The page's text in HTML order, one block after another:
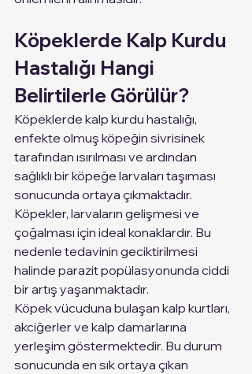
Köpeklerde Kalp Kurdu
Hastalığı Hangi
Belirtilerle Görülür?
Köpeklerde kalp kurdu hastalığı,
enfekte olmuş köpeğin sivrisinek
tarafından ısırılması ve ardından
sağlıklı bir köpeğe larvaları taşıması
sonucunda ortaya çıkmaktadır.
Köpekler, larvaların gelişmesi ve
çoğalması için ideal konaklardır. Bu
nedenle tedavinin geciktirilmesi
halinde parazit popülasyonunda ciddi
bir artış yaşanmaktadır.
Köpek vücuduna bulaşan kalp kurtları,
akciğerler ve kalp damarlarına
yerleşim göstermektedir. Bu durum
sonucunda en sık ortaya çıkan